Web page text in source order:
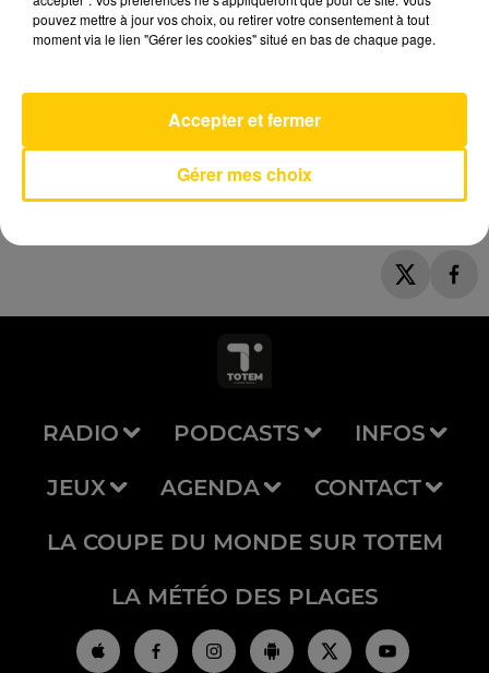
Call Me
BLONDIE
RADIO PODCASTS INFOS
JEUX AGENDA CONTACT
LA COUPE DU MONDE SUR TOTEM
LA MÉTÉO DES PLAGES
pouvez mettre à jour vos choix, ou retirer votre consentement à tout
moment via le lien "Gérer les cookies" situé en bas de chaque page.
Gérer mes choix
Accepter et fermer